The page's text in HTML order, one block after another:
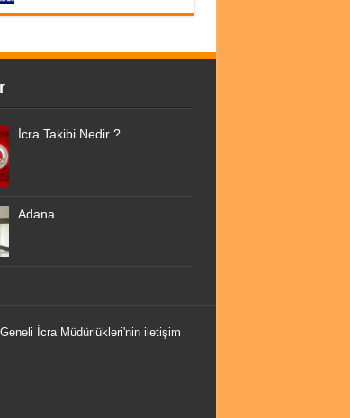
İcra Takibi Nedir ?
Adana
İcra Müdürlükleri'nin iletişim